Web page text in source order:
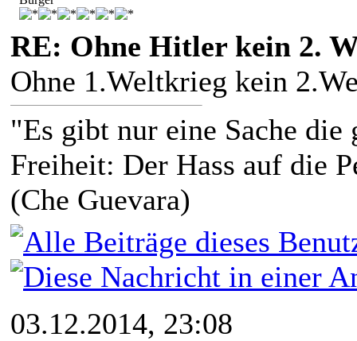
RE: Ohne Hitler kein 2.
Ohne 1.Weltkrieg kein
"Es gibt nur eine Sache
Freiheit: Der Hass auf die
(Che Guevara)
03.12.2014, 23:08